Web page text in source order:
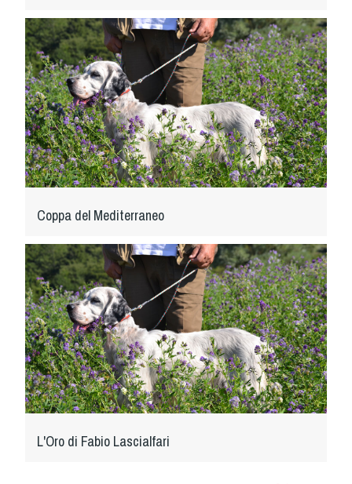
Coppa del Mediterraneo
L'Oro di Fabio Lascialfari